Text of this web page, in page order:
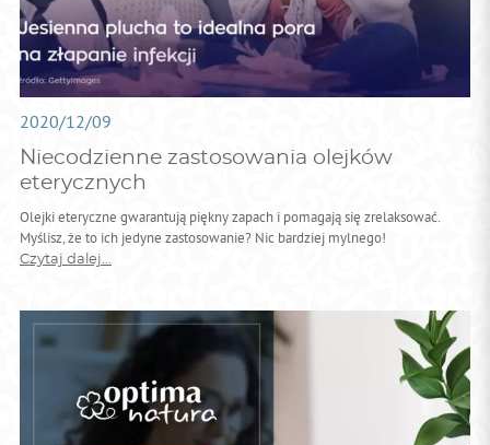
2020/12/09
Niecodzienne zastosowania olejków
eterycznych
Olejki eteryczne gwarantują piękny zapach i pomagają się zrelaksować.
Myślisz, że to ich jedyne zastosowanie? Nic bardziej mylnego!
Czytaj dalej...